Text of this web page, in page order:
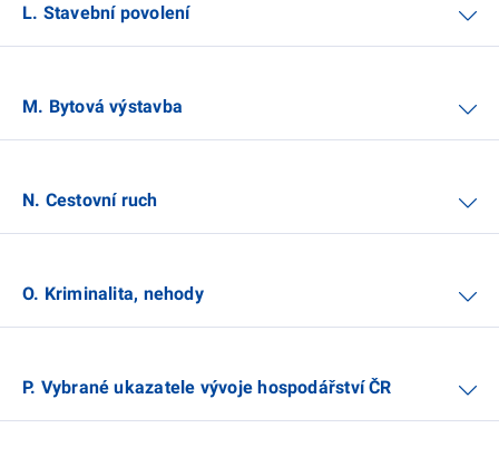
L. Stavební povolení
M. Bytová výstavba
N. Cestovní ruch
O. Kriminalita, nehody
P. Vybrané ukazatele vývoje hospodářství ČR